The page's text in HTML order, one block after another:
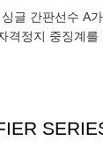
글 간판선수 A
정지 중징계